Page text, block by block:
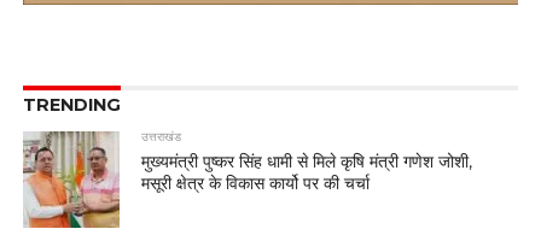
TRENDING
उत्तराखंड
मुख्यमंत्री पुष्कर सिंह धामी से मिले कृषि मंत्री गणेश जोशी,
मसूरी क्षेत्र के विकास कार्यो पर की चर्चा